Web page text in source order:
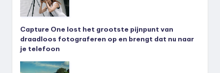
Capture One lost het grootste pijnpunt van
draadloos fotograferen op en brengt dat nu naar
je telefoon